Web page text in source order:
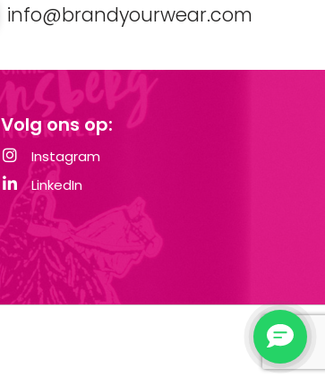
info@brandyourwear.com
Volg ons op:
Instagram
LinkedIn